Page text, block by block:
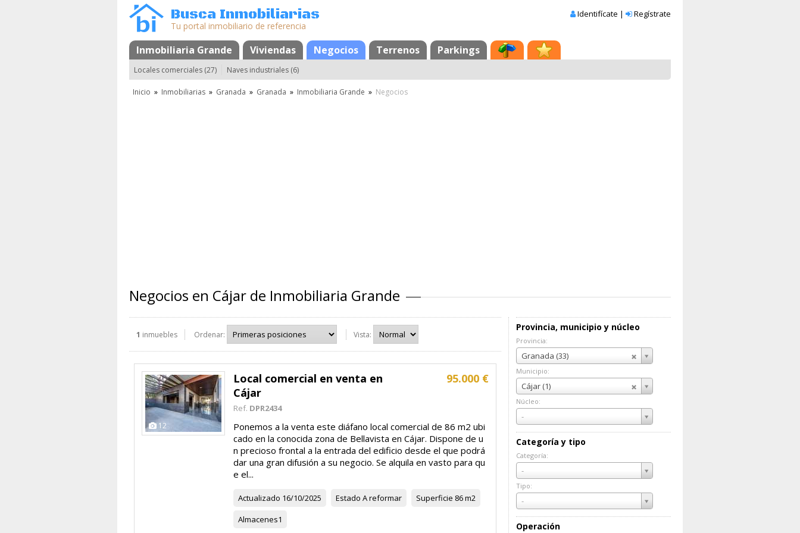
Busca Inmobiliarias
Tu portal inmobiliario de referencia
Identifícate | Regístrate
Inmobiliaria Grande Viviendas Negocios Terrenos Parkings
MapaFavoritos
Locales comerciales (27) Naves industriales (6)
Inicio » Inmobiliarias » Granada » Granada » Inmobiliaria Grande » Negocios
Negocios en Cájar de Inmobiliaria Grande
Provincia, municipio y núcleo
Provincia:
Granada (33)
Provincia:
Municipio:
Cájar (1)
Municipio:
Núcleo:
-
Núcleo:
Categoría y tipo
Categoría:
-
Categoría:
Tipo:
-
Tipo:
Operación
1 inmuebles Ordenar: Vista:
12
95.000 €
Local comercial en venta en
Cájar
Ref. DPR2434
Ponemos a la venta este diáfano local comercial de 86 m2 ubi
cado en la conocida zona de Bellavista en Cájar. Dispone de u
n precioso frontal a la entrada del edificio desde el que podrá
dar una gran difusión a su negocio. Se alquila en vasto para qu
e el...
Actualizado 16/10/2025 Estado A reformar Superficie 86 m2
Almacenes1